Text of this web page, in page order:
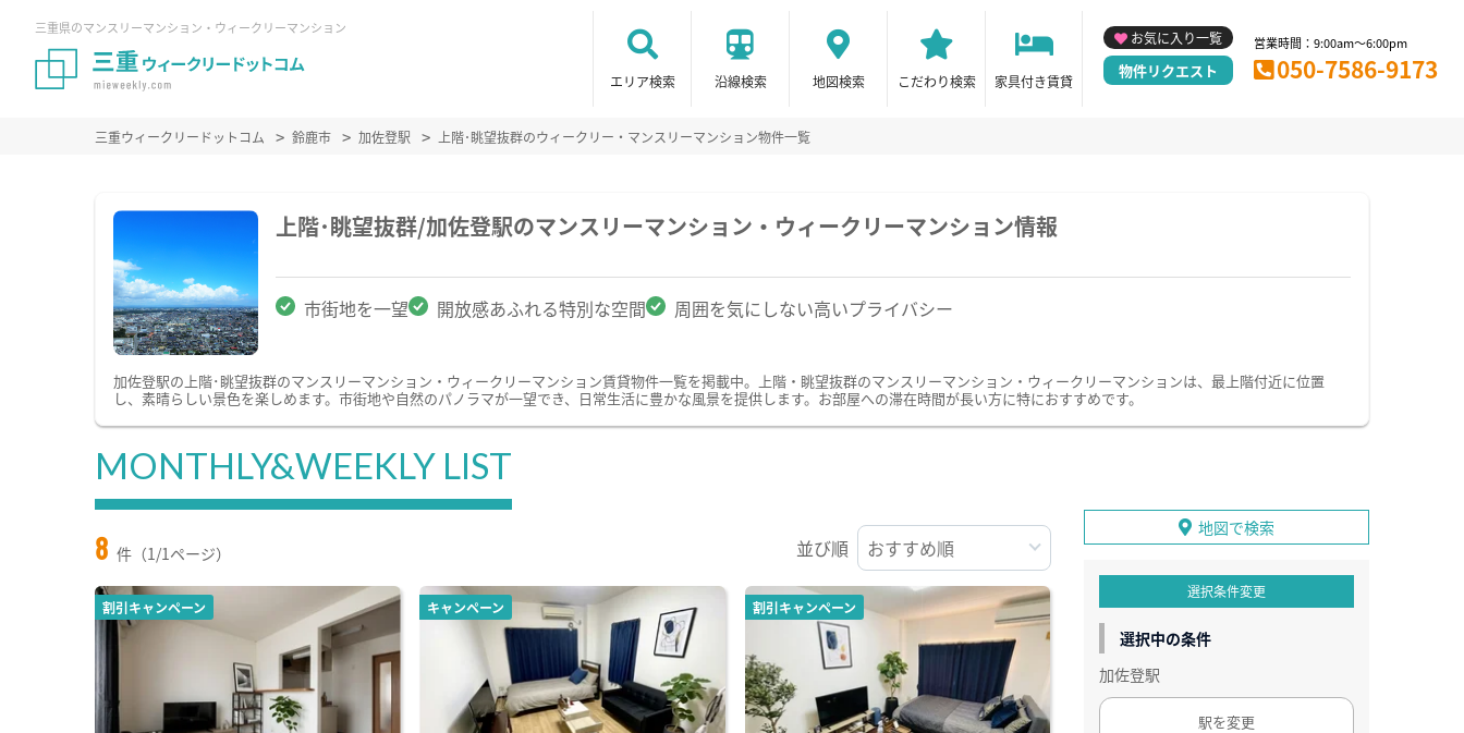
三重県のマンスリーマンション・ウィークリーマンション
エリア検索 沿線検索 地図検索 こだわり検索 家具付き賃貸
お気に入り一覧
物件リクエスト
営業時間：9:00am～6:00pm
050-7586-9173
三重ウィークリードットコム 鈴鹿市 加佐登駅 上階･眺望抜群のウィークリー・マンスリーマンション物件一覧
上階･眺望抜群/加佐登駅のマンスリーマンション・ウィークリーマンション情報
市街地を一望 開放感あふれる特別な空間 周囲を気にしない高いプライバシー
加佐登駅の上階･眺望抜群のマンスリーマンション・ウィークリーマンション賃貸物件一覧を掲載中。上階・眺望抜群のマンスリーマンション・ウィークリーマンションは、最上階付近に位置
し、素晴らしい景色を楽しめます。市街地や自然のパノラマが一望でき、日常生活に豊かな風景を提供します。お部屋への滞在時間が長い方に特におすすめです。
MONTHLY&WEEKLY LIST
8 件（1/1ページ） 並び順
割引キャンペーン キャンペーン 割引キャンペーン
地図で検索
選択条件変更
選択中の条件
加佐登駅
駅を変更